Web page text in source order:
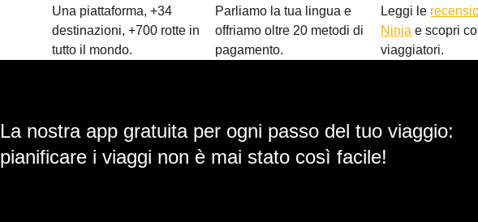
Una piattaforma, +34
destinazioni, +700 rotte in
tutto il mondo.
Parliamo la tua lingua e
offriamo oltre 20 metodi di
pagamento.
Leggi le
Ninja e scopri
viaggiatori.
La nostra app gratuita per ogni passo del tuo viaggio:
pianificare i viaggi non è mai stato così facile!